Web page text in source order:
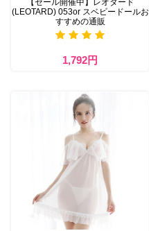
(LEOTARD) 053or スベビードールお
すすめの通販
1,792円